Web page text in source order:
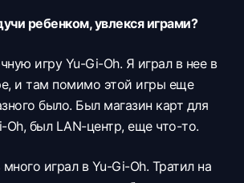
ребенком, увлекся играми?
игру Yu-Gi-Oh. Я играл в нее в
и там помимо этой игры еще
было. Был магазин карт для
Oh, был LAN-центр, еще что-то.
играл в Yu-Gi-Oh. Тратил на